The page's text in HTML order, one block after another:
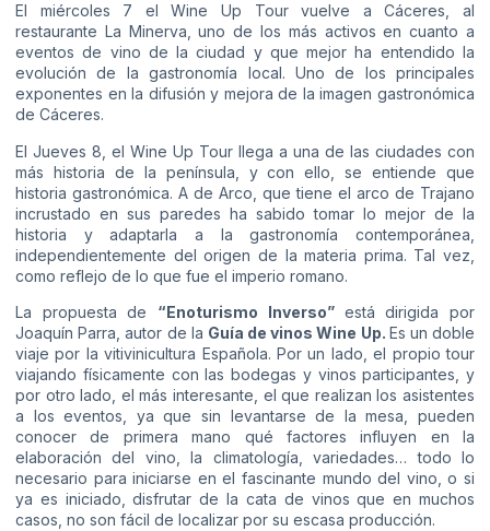
El miércoles 7 el Wine Up Tour vuelve a Cáceres, al
restaurante La Minerva, uno de los más activos en cuanto a
eventos de vino de la ciudad y que mejor ha entendido la
evolución de la gastronomía local. Uno de los principales
exponentes en la difusión y mejora de la imagen gastronómica
de Cáceres.
El Jueves 8, el Wine Up Tour llega a una de las ciudades con
más historia de la península, y con ello, se entiende que
historia gastronómica. A de Arco, que tiene el arco de Trajano
incrustado en sus paredes ha sabido tomar lo mejor de la
historia y adaptarla a la gastronomía contemporánea,
independientemente del origen de la materia prima. Tal vez,
como reflejo de lo que fue el imperio romano.
La propuesta de “Enoturismo Inverso” está dirigida por
Joaquín Parra, autor de la Guía de vinos Wine Up. Es un doble
viaje por la vitivinicultura Española. Por un lado, el propio tour
viajando físicamente con las bodegas y vinos participantes, y
por otro lado, el más interesante, el que realizan los asistentes
a los eventos, ya que sin levantarse de la mesa, pueden
conocer de primera mano qué factores influyen en la
elaboración del vino, la climatología, variedades… todo lo
necesario para iniciarse en el fascinante mundo del vino, o si
ya es iniciado, disfrutar de la cata de vinos que en muchos
casos, no son fácil de localizar por su escasa producción.